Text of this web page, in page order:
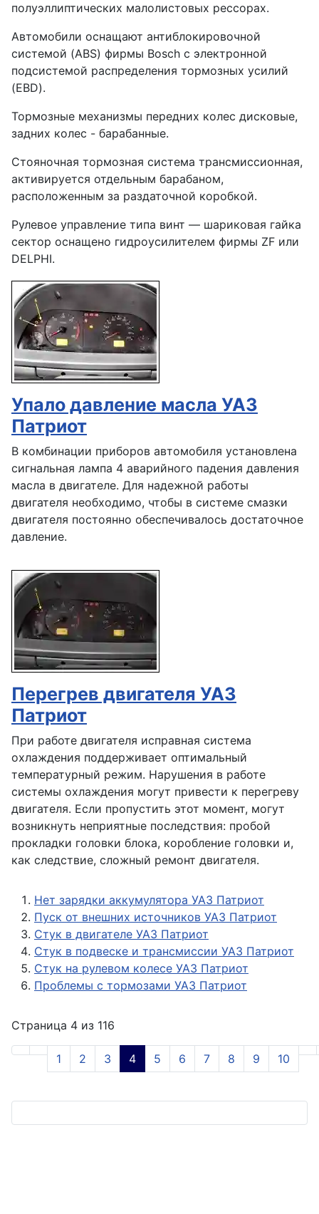
полуэллиптических малолистовых рессорах.
Автомобили оснащают антиблокировочной
системой (ABS) фирмы Bosch с электронной
подсистемой распределения тормозных усилий
(EBD).
Тормозные механизмы передних колес дисковые,
задних колес - барабанные.
Стояночная тормозная система трансмиссионная,
активируется отдельным барабаном,
расположенным за раздаточной коробкой.
Рулевое управление типа винт — шариковая гайка
сектор оснащено гидроусилителем фирмы ZF или
DELPHI.
Упало давление масла УАЗ
Патриот
В комбинации приборов автомобиля установлена
сигнальная лампа 4 аварийного падения давления
масла в двигателе. Для надежной работы
двигателя необходимо, чтобы в системе смазки
двигателя постоянно обеспечивалось достаточное
давление.
Перегрев двигателя УАЗ
Патриот
При работе двигателя исправная система
охлаждения поддерживает оптимальный
температурный режим. Нарушения в работе
системы охлаждения могут привести к перегреву
двигателя. Если пропустить этот момент, могут
возникнуть неприятные последствия: пробой
прокладки головки блока, коробление головки и,
как следствие, сложный ремонт двигателя.
Нет зарядки аккумулятора УАЗ Патриот
Пуск от внешних источников УАЗ Патриот
Стук в двигателе УАЗ Патриот
Стук в подвеске и трансмиссии УАЗ Патриот
Стук на рулевом колесе УАЗ Патриот
Проблемы с тормозами УАЗ Патриот
Страница 4 из 116
1 2 3 4 5 6 7 8 9 10